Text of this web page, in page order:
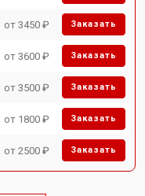
от 3450 ₽ Заказать
от 3600 ₽ Заказать
от 3500 ₽ Заказать
от 1800 ₽ Заказать
от 2500 ₽ Заказать